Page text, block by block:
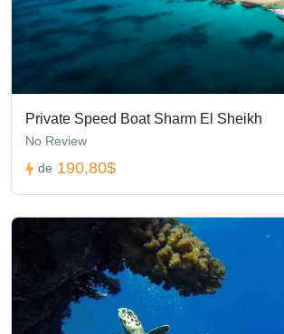
Private Speed Boat Sharm El Sheikh
No Review
de 190,80$